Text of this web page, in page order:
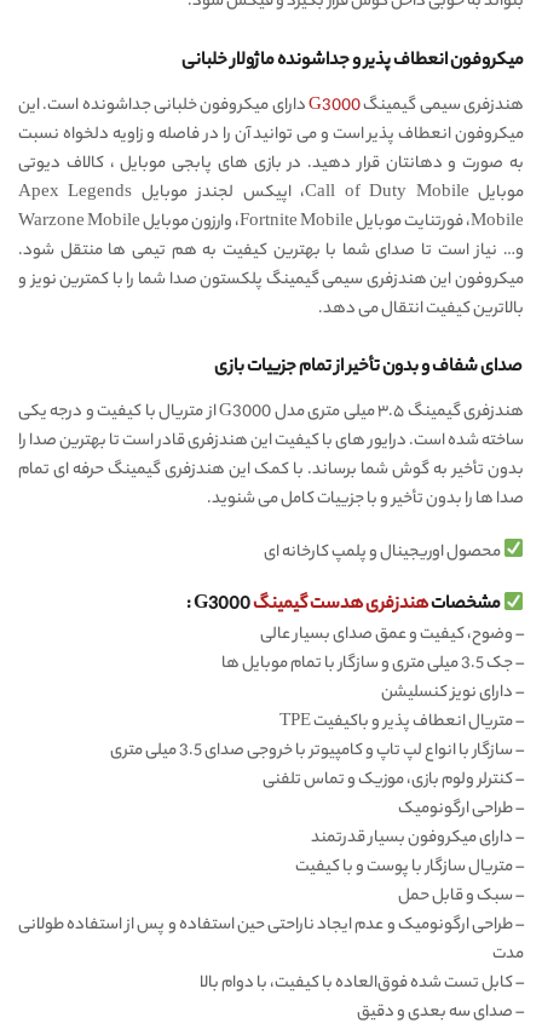
میکروفون انعطاف پذیر و جداشونده ماژولار خلبانی
هندزفری سیمی گیمینگG3000دارای میکروفون خلبانی جداشونده است. این
میکروفون انعطاف پذیر است و می توانید آن را در فاصله و زاویه دلخواه نسبت
به صورت و دهانتان قرار دهید. در بازی های پابجی موبایل ، کالاف دیوتی
موبایل Call of Duty Mobile، اپیکس لجندز موبایل Apex Legends
Mobile، فورتنایت موبایل Fortnite Mobile، وارزون موبایل Warzone Mobile
و… نیاز است تا صدای شما با بهترین کیفیت به هم تیمی ها منتقل شود.
میکروفون این هندزفری سیمی گیمینگ پلکستون صدا شما را با کمترین نویز و
بالاترین کیفیت انتقال می دهد.
صدای شفاف و بدون تأخیر از تمام جزییات بازی
هندزفری گیمینگ ۳.۵ میلی متری مدل G3000 از متریال با کیفیت و درجه یکی
ساخته شده است. درایور های با کیفیت این هندزفری قادر است تا بهترین صدا را
بدون تأخیر به گوش شما برساند. با کمک این هندزفری گیمینگ حرفه ای تمام
صدا ها را بدون تأخیر و با جزییات کامل می شنوید.
محصول اوریجینال و پلمپ کارخانه ای
مشخصاتهندزفری هدست گیمینگG3000 :
–وضوح، کیفیت و عمق صدای بسیار عالی
–جک 3.5 میلی متری و سازگار با تمام موبایل ها
–دارای نویز کنسلیشن
–متریال انعطاف پذیر و باکیفیت TPE
–سازگار با انواع لپ تاپ و کامپیوتر با خروجی صدای 3.5 میلی متری
–کنترلر ولوم بازی، موزیک و تماس تلفنی
–طراحی ارگونومیک
–دارای میکروفون بسیار قدرتمند
–متریال سازگار با پوست و با کیفیت
–سبک و قابل حمل
–طراحی ارگونومیک و عدم ایجاد ناراحتی حین استفاده و پس از استفاده طولانی
مدت
–کابل تست شده‌ فوق‌العاده با کیفیت، با دوام بالا
–صدای سه بعدی و دقیق